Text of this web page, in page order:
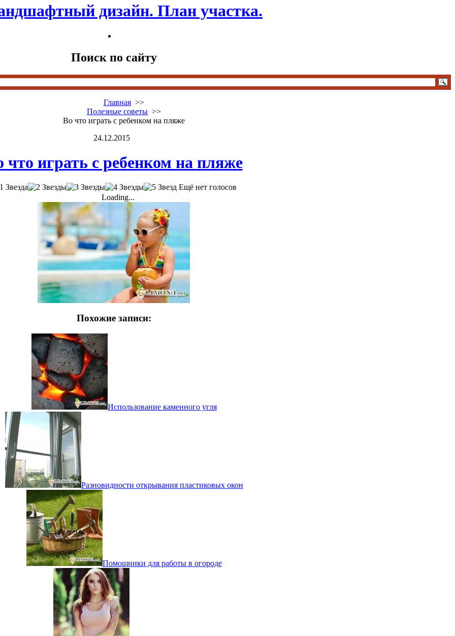
дизайн. План участка.
Поиск по сайту
Главная >>
Полезные советы >>
Во что играть с ребенком на пляже
24.12.2015
что играть с ребенком на пляже
Ещё нет голосов
Loading...
Похожие записи:
Использование каменного угля
Разновидности открывания пластиковых окон
Помощники для работы в огороде